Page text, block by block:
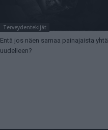
Terveydentekijät
Entä jos näen samaa painajaista yhtä
uudelleen?